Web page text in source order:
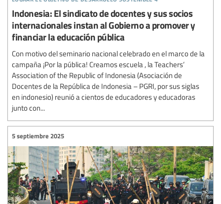
Indonesia: El sindicato de docentes y sus socios
internacionales instan al Gobierno a promover y
financiar la educación pública
Con motivo del seminario nacional celebrado en el marco de la
campaña ¡Por la pública! Creamos escuela , la Teachers’
Association of the Republic of Indonesia (Asociación de
Docentes de la República de Indonesia – PGRI, por sus siglas
en indonesio) reunió a cientos de educadores y educadoras
junto con...
5 septiembre 2025